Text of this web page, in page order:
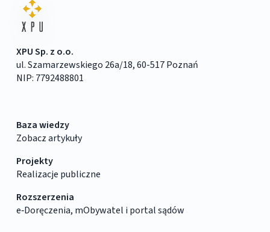
XPU Sp. z o.o.
ul. Szamarzewskiego 26a/18, 60-517 Poznań
NIP: 7792488801
Baza wiedzy
Zobacz artykuły
Projekty
Realizacje publiczne
Rozszerzenia
e‑Doręczenia, mObywatel i portal sądów